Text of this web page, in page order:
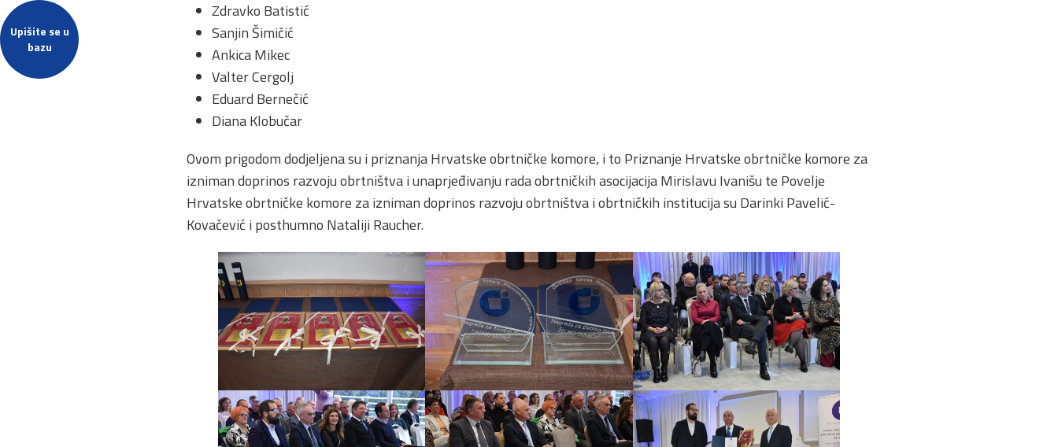
Upišite se u
bazu
Zdravko Batistić
Sanjin Šimičić
Ankica Mikec
Valter Cergolj
Eduard Bernečić
Diana Klobučar
Ovom prigodom dodjeljena su i priznanja Hrvatske obrtničke komore, i to Priznanje Hrvatske obrtničke komore za
izniman doprinos razvoju obrtništva i unaprjeđivanju rada obrtničkih asocijacija Mirislavu Ivanišu te Povelje
Hrvatske obrtničke komore za izniman doprinos razvoju obrtništva i obrtničkih institucija su Darinki Pavelić-
Kovačević i posthumno Nataliji Raucher.